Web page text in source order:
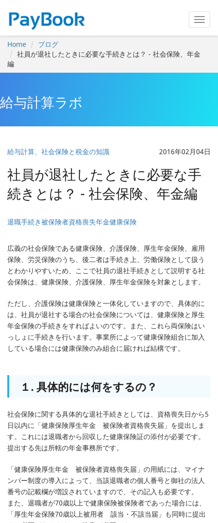
Home
ブログ
社員が退社したときに必要な手続きとは？ - 社会保険、年金
編
給与計算ラボ
給与計算、社会保険と税金の知識 2016年02月04日
社員が退社したときに必要な手
続きとは？ - 社会保険、年金編
退職手続き被保険者資格喪失年金健康保険
広義の社会保険である健康保険、介護保険、厚生年金保険、雇用
保険、労災保険のうち、後二者は手続き上、労働保険として扱う
とわかりやすいため、ここで社員の退社手続きとして説明する社
会保険は、健康保険、介護保険、厚生年金保険を対象とします。
ただし、介護保険は健康保険と一体化していますので、具体的に
は、社員が退社する場合の社会保険については、健康保険と厚生
年金保険の手続きをすればよいのです。また、これら両保険はい
っしょに手続きを行います。事業所によって健康保険組合に加入
している場合には健康保険のみ組合に届ければ結構です。
１. 具体的には何をするの？
社会保険に関する具体的な退社手続きとしては、資格喪失日から5
日以内に「健康保険厚生年金 被保険者資格喪失届」を提出しま
す。これには退職者から回収した健康保険証の添付が必要です。
提出する先は所轄の年金事務所です。
「健康保険厚生年金 被保険者資格喪失届」の用紙には、マイナ
ンバー制度の導入によって、当該退職者の個人番号と御社の法人
番号の記載欄が増設されていますので、その記入も必要です。
また、退職者が70歳以上で健康保険被保険者であった場合には、
「厚生年金保険70歳以上被用者 該当・不該当届」も同時に提出